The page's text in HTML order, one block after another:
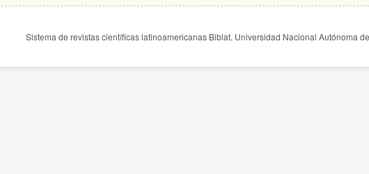
Sistema de revistas científicas latinoamericanas Biblat. Universidad Nacional Autónoma